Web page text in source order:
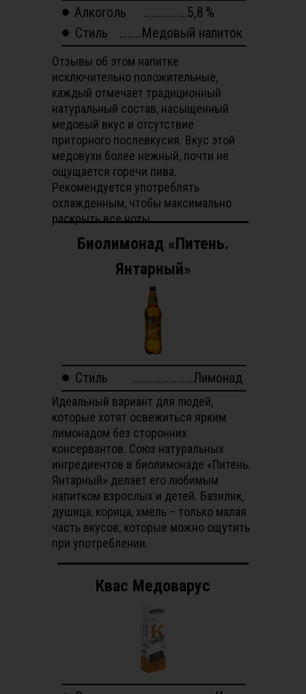
Стиль ........Медовый напиток
Алкоголь
Отзывы об этом напитке
исключительно положительные,
каждый отмечает традиционный
натуральный состав, насыщенный
медовый вкус и отсутствие
приторного послевкусия. Вкус этой
медовухи более нежный, почти не
ощущается горечи пива.
Рекомендуется употреблять
охлажденным, чтобы максимально
раскрыть все ноты.
%
................5,8
Стиль ......................Лимонад
Биолимонад «Питень.
Янтарный»
Идеальный вариант для людей,
которые хотят освежиться ярким
лимонадом без сторонних
консервантов. Союз натуральных
ингредиентов в биолимонаде «Питень.
Янтарный» делает его любимым
напитком взрослых и детей. Базилик,
душица, корица, хмель – только малая
часть вкусов, которые можно ощутить
при употреблении.
Квас Медоварус